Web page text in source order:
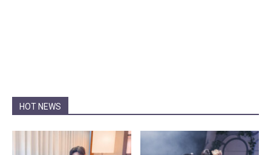
HOT NEWS